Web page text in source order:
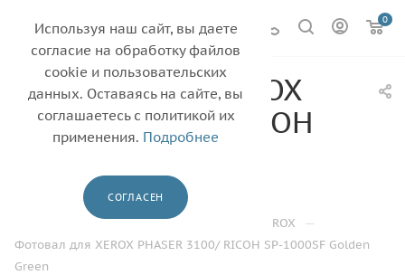
0
Фотовал для XEROX
PHASER 3100/ RICOH
SP-1000SF Golden
Green
Каталог — Барабаны XEROX —
Фотовал для XEROX PHASER 3100/ RICOH SP-1000SF Golden
Green
Используя наш сайт, вы даете
согласие на обработку файлов
cookie и пользовательских
данных. Оставаясь на сайте, вы
соглашаетесь с политикой их
применения. Подробнее
СОГЛАСЕН